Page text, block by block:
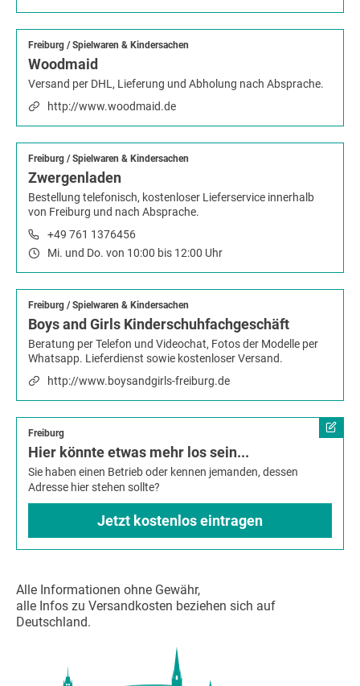
Freiburg /Spielwaren & Kindersachen
Woodmaid
Versand per DHL, Lieferung und Abholung nach Absprache.
http://www.woodmaid.de
Freiburg /Spielwaren & Kindersachen
Zwergenladen
Bestellung telefonisch, kostenloser Lieferservice innerhalb
von Freiburg und nach Absprache.
+49 761 1376456
Mi. und Do. von 10:00 bis 12:00 Uhr
Freiburg /Spielwaren & Kindersachen
Boys and Girls Kinderschuhfachgeschäft
Beratung per Telefon und Videochat, Fotos der Modelle per
Whatsapp. Lieferdienst sowie kostenloser Versand.
http://www.boysandgirls-freiburg.de
Freiburg
Hier könnte etwas mehr los sein...
Sie haben einen Betrieb oder kennen jemanden, dessen
Adresse hier stehen sollte?
Jetzt kostenlos eintragen
Alle Informationen ohne Gewähr,
alle Infos zu Versandkosten beziehen sich auf
Deutschland.